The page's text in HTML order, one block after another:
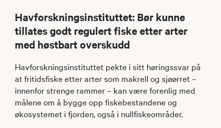
Havforskningsinstituttet: Bør kunne
tillates godt regulert fiske etter arter
med høstbart overskudd
Havforskningsinstituttet pekte i sitt høringssvar på
at fritidsfiske etter arter som makrell og sjøørret –
innenfor strenge rammer – kan være forenlig med
målene om å bygge opp fiskebestandene og
økosystemet i fjorden, også i nullfiskeområder.